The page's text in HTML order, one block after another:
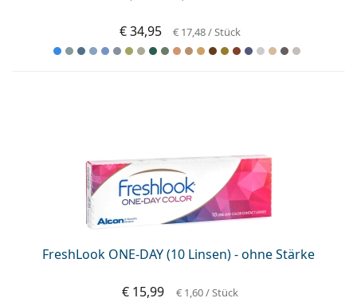
€ 34,95 € 17,48/ Stück
FreshLook ONE-DAY (10 Linsen) - ohne Stärke
€ 15,99 € 1,60/ Stück